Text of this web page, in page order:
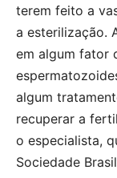
terem feito a
a esterilização.
em algum fator
algum
recuperar a
o especialista,
Sociedade